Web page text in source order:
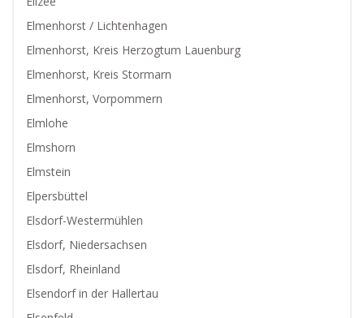
Elmenhorst / Lichtenhagen
Elmenhorst, Kreis Herzogtum Lauenburg
Elmenhorst, Kreis Stormarn
Elmenhorst, Vorpommern
Elmlohe
Elmshorn
Elmstein
Elpersbüttel
Elsdorf-Westermühlen
Elsdorf, Niedersachsen
Elsdorf, Rheinland
Elsendorf in der Hallertau